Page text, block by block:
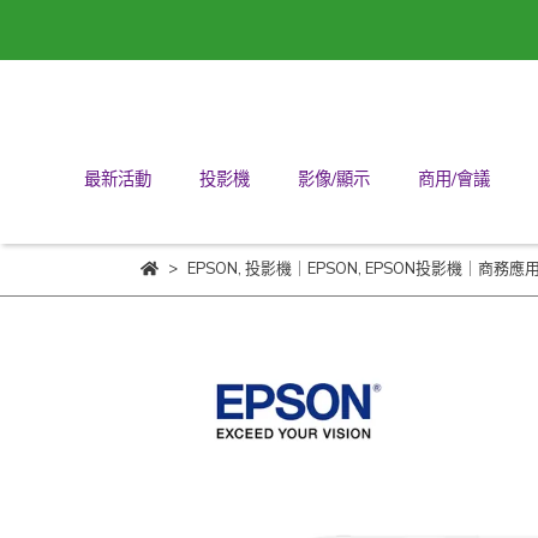
最新活動 投影機 影像/顯示 商用/會議
EPSON, 投影機｜EPSON, EPSON投影機｜商務應